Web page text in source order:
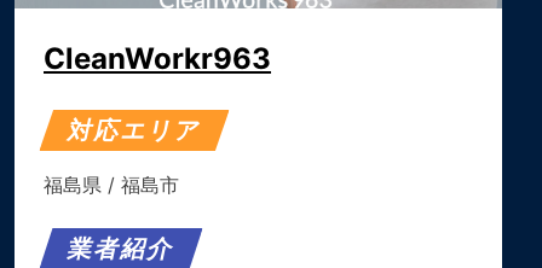
CleanWorkr963
対応エリア
福島県 / 福島市
業者紹介